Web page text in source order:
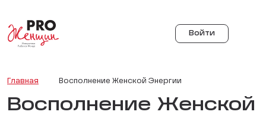
Войти
Главная Восполнение Женской Энергии
Восполнение Женской